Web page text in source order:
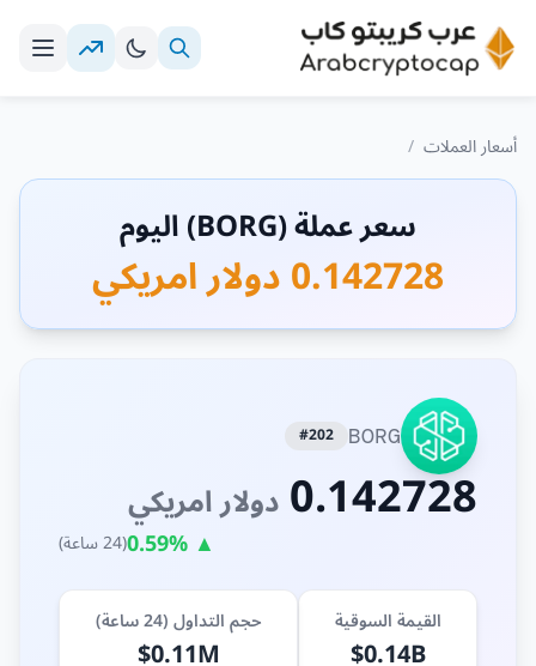
أسعار العملات /
سعر عملة (BORG) اليوم
0.142728 دولار امريكي
BORG
#202
0.142728دولار امريكي
▲ 0.59% (24 ساعة)
القيمة السوقية
$0.14B
حجم التداول (24 ساعة)
$0.11M